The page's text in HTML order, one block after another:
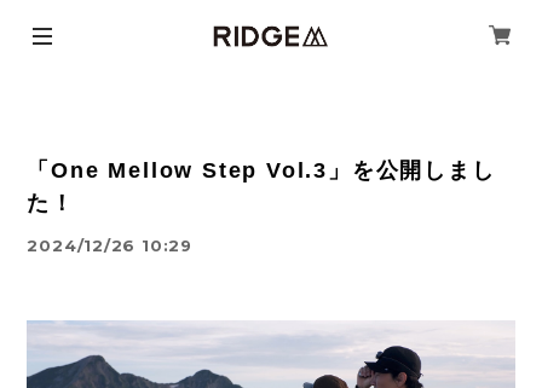
「One Mellow Step Vol.3」を公開しまし
た！
2024/12/26 10:29